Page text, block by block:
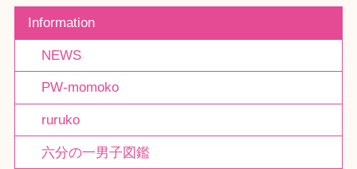
Information
NEWS
PW-momoko
ruruko
六分の一男子図鑑